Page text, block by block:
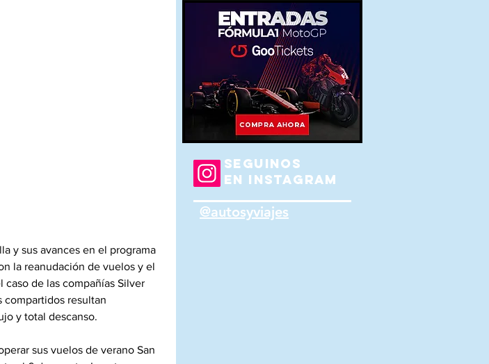
y sus avances en el programa
la reanudación de vuelos y el
caso de las compañías Silver
compartidos resultan
y total descanso.
sus vuelos de verano San
SEGUINOS
EN INSTAGRAM
@autosyviajes